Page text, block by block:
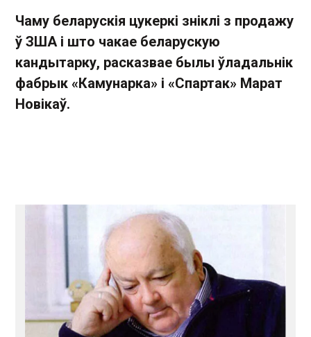
Чаму беларускія цукеркі зніклі з продажу
ў ЗША і што чакае беларускую
кандытарку, расказвае былы ўладальнік
фабрык «Камунарка» і «Спартак» Марат
Новікаў.